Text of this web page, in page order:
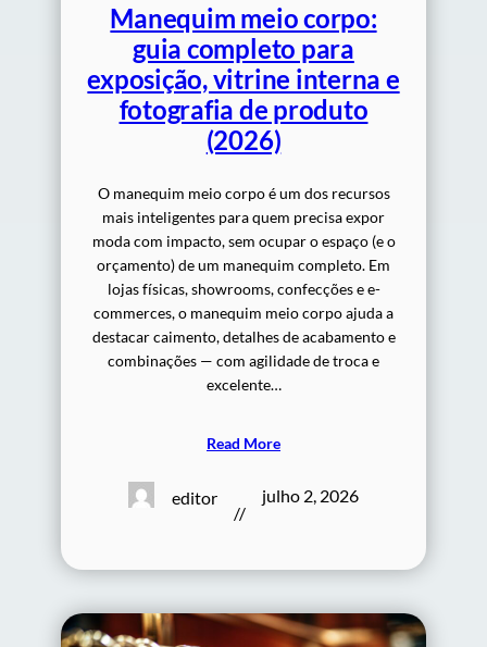
Manequim meio corpo:
guia completo para
exposição, vitrine interna e
fotografia de produto
(2026)
O manequim meio corpo é um dos recursos
mais inteligentes para quem precisa expor
moda com impacto, sem ocupar o espaço (e o
orçamento) de um manequim completo. Em
lojas físicas, showrooms, confecções e e-
commerces, o manequim meio corpo ajuda a
destacar caimento, detalhes de acabamento e
combinações — com agilidade de troca e
excelente…
Read More
editor
//
julho 2, 2026